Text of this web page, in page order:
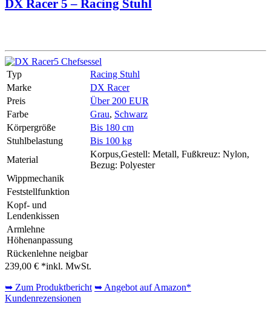
DX Racer 5 – Racing Stuhl
Typ
Racing Stuhl
Marke
DX Racer
Preis
Über 200 EUR
Farbe
Grau, Schwarz
Körpergröße
Bis 180 cm
Stuhlbelastung
Bis 100 kg
Material
Korpus,Gestell: Metall, Fußkreuz: Nylon,
Bezug: Polyester
Wippmechanik
Feststellfunktion
Kopf- und
Lendenkissen
Armlehne
Höhenanpassung
Rückenlehne neigbar
239,00 € *inkl. MwSt.
➥ Zum Produktbericht ➥ Angebot auf Amazon*
Kundenrezensionen